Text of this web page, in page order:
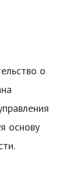
о
основу